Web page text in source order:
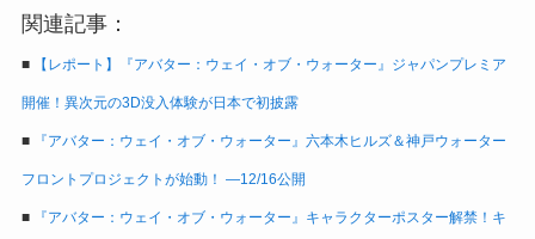
関連記事：
■ 【レポート】『アバター：ウェイ・オブ・ウォーター』ジャパンプレミア
開催！異次元の3D没入体験が日本で初披露
■ 『アバター：ウェイ・オブ・ウォーター』六本木ヒルズ＆神戸ウォーター
フロントプロジェクトが始動！ ―12/16公開
■ 『アバター：ウェイ・オブ・ウォーター』キャラクターポスター解禁！キ